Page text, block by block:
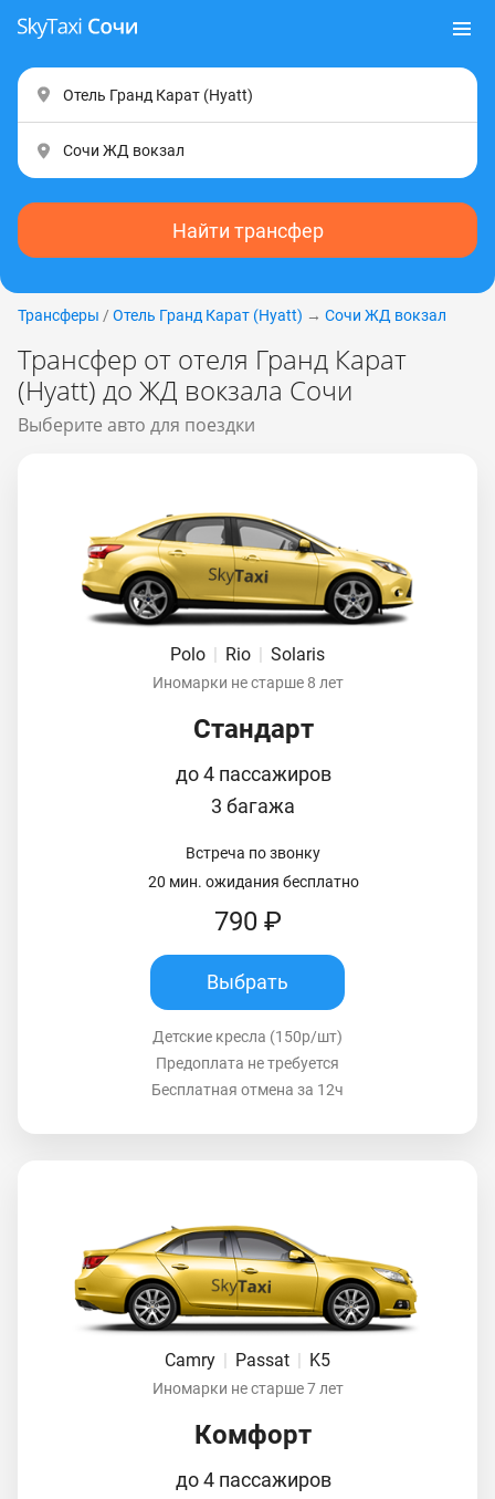
Найти трансфер
Трансферы / Отель Гранд Карат (Hyatt) → Сочи ЖД вокзал
Трансфер от отеля Гранд Карат
(Hyatt) до ЖД вокзала Сочи
Выберите авто для поездки
Polo | Rio | Solaris
Иномарки не старше 8 лет
Стандарт
до 4 пассажиров
3 багажа
Встреча по звонку
20 мин. ожидания бесплатно
790 ₽
Выбрать
Детские кресла (150р/шт)
Предоплата не требуется
Бесплатная отмена за 12ч
Camry Passat K5
Иномарки не старше 7 лет
Комфорт
до 4 пассажиров